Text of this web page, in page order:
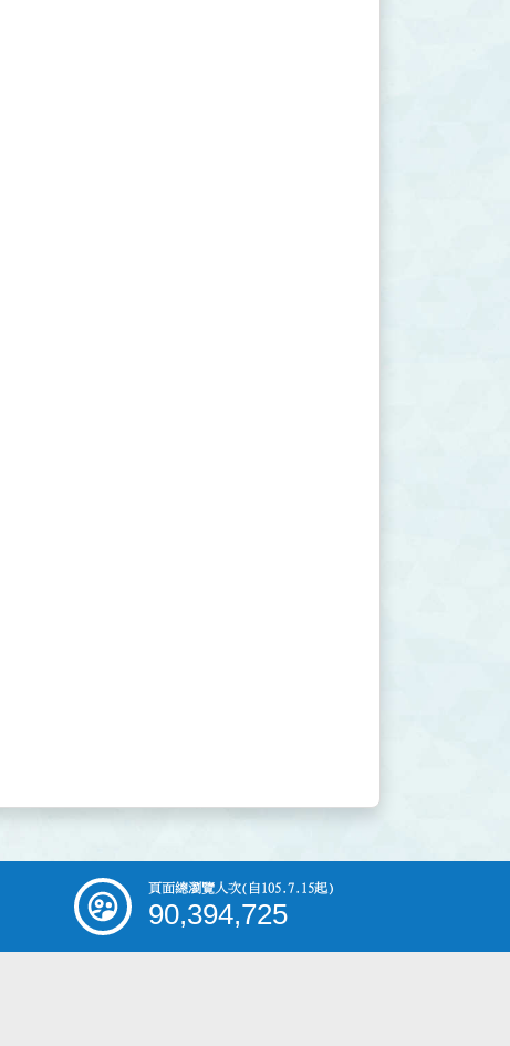
頁面總瀏覽人次(自105.7.15起)
90,394,725